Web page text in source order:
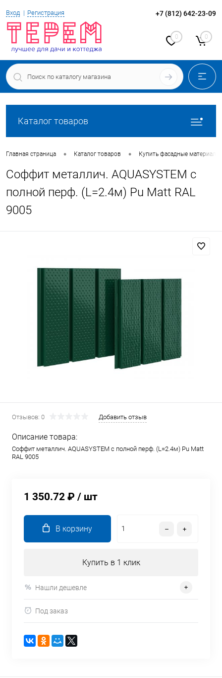
Вход Регистрация +7 (812) 642-23-09
0 0
Каталог товаров
Главная страница • Каталог товаров • Купить фасадные
Соффит металлич. AQUASYSTEM c
полной перф. (L=2.4м) Pu Matt RAL
9005
Отзывов: 0 Добавить отзыв
Описание товара:
Соффит металлич. AQUASYSTEM c полной перф. (L=2.4м) Pu Matt
RAL 9005
1 350.72 ₽ / шт
В корзину
Купить в 1 клик
Нашли дешевле
Под заказ